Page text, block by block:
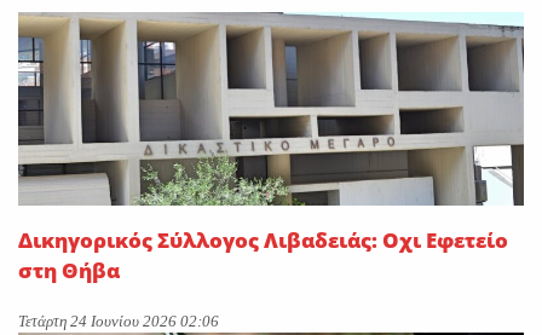
Δικηγορικός Σύλλογος Λιβαδειάς: Οχι Εφετείο
στη Θήβα
Τετάρτη 24 Ιουνίου 2026 02:06